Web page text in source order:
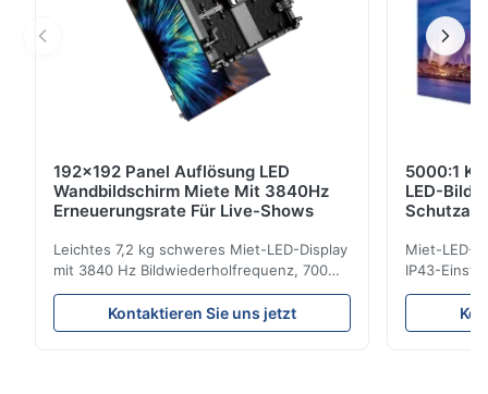
192x192 Panel Auflösung LED
Wandbildschirm Miete Mit 3840Hz
Erneuerungsrate Für Live-Shows
Leichtes 7,2 kg schweres Miet-LED-Display
mit 3840 Hz Bildwiederholfrequenz, 700
cd/m² Helligkeit und 192 x 192 Auflösung.
Ideal für Live-Events mit einfacher
Installation und globaler
Kontaktieren Sie uns jetzt
5000:1
LED-
Miet-LED-
IP43-
Haltbarkeit